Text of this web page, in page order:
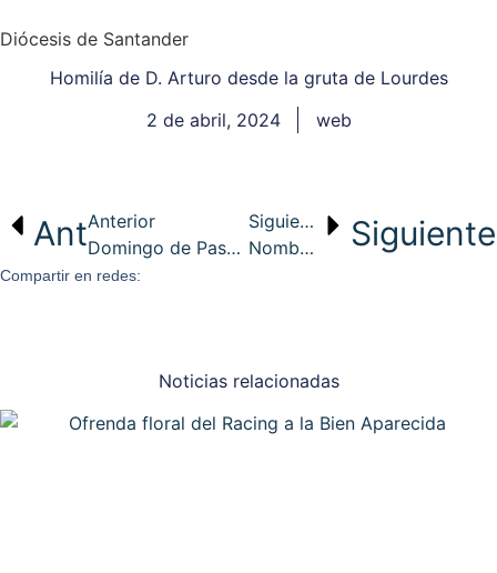
Diócesis de Santander
Homilía de D. Arturo desde la gruta de Lourdes
2 de abril, 2024
web
AntAnterior
Domingo de Pascua «de la Resurrección del Señor»
Siguiente
Nombramientos – Marzo 2024
Siguiente
Compartir en redes:
Noticias relacionadas